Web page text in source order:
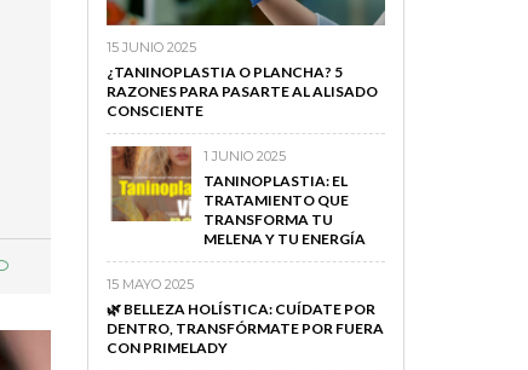
15 JUNIO 2025
¿TANINOPLASTIA O PLANCHA? 5
RAZONES PARA PASARTE AL ALISADO
CONSCIENTE
1 JUNIO 2025
TANINOPLASTIA: EL
TRATAMIENTO QUE
TRANSFORMA TU
MELENA Y TU ENERGÍA
15 MAYO 2025
🌿 BELLEZA HOLÍSTICA: CUÍDATE POR
DENTRO, TRANSFÓRMATE POR FUERA
CON PRIMELADY